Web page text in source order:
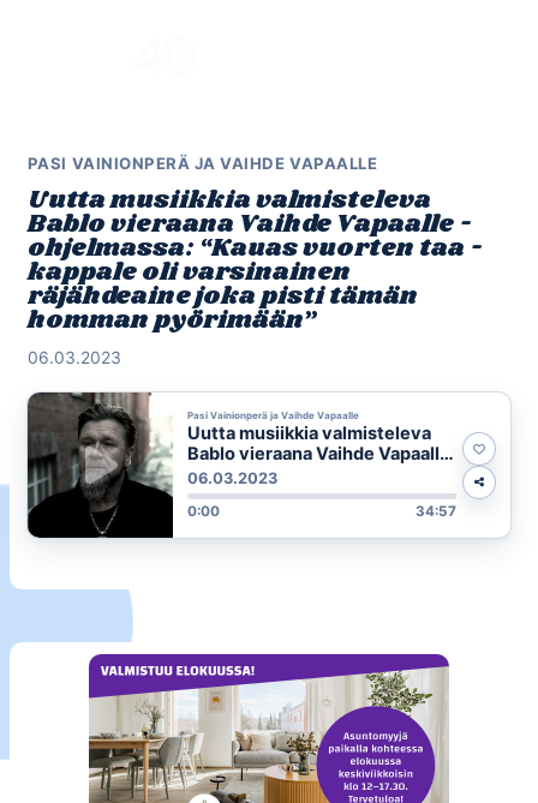
PASI VAINIONPERÄ JA VAIHDE VAPAALLE
Uutta musiikkia valmisteleva
Bablo vieraana Vaihde Vapaalle -
ohjelmassa: “Kauas vuorten taa -
kappale oli varsinainen
räjähdeaine joka pisti tämän
homman pyörimään”
06.03.2023
Pasi Vainionperä ja Vaihde Vapaalle
Uutta musiikkia valmisteleva
Bablo vieraana Vaihde Vapaalle
-ohjelmassa: “Kauas vuorten
taa -kappale oli varsinainen
räjähdeaine joka pisti tämän
homman pyörimään”
06.03.2023
0:00 34:57